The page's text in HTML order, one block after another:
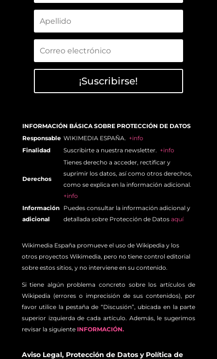
¡Suscribirse!
INFORMACIÓN BÁSICA SOBRE PROTECCIÓN DE DATOS
Responsable WIKIMEDIA ESPAÑA. +info
Finalidad
Suscribirte a nuestra newsletter. +info
Derechos
Tienes derecho a acceder, rectificar y
suprimir los datos, así como otros derechos,
como se explica en la información adicional.
+info
Información
adicional
Puedes consultar la información adicional y
detallada sobre Protección de Datos aquí
Wikimedia España promueve el uso de Wikipedia y los
otros proyectos Wikimedia, pero no tiene control editorial
sobre estos sitios, y no interviene en su contenido.
Si tiene algún problema concreto sobre los artículos de
Wikipedia (errores o imprecisión de sus contenidos), por
favor utilice la pestaña de “Discusión”, ubicada en la parte
superior izquierda de cada artículo. Además, le sugerimos
revisar la siguiente INFORMACIÓN.
Aviso Legal, Protección de Datosy Política de